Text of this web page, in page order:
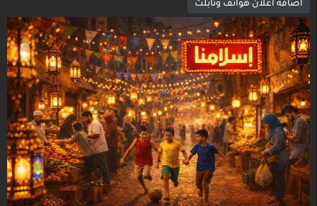
اضافة اعلان هواتف وتابلت